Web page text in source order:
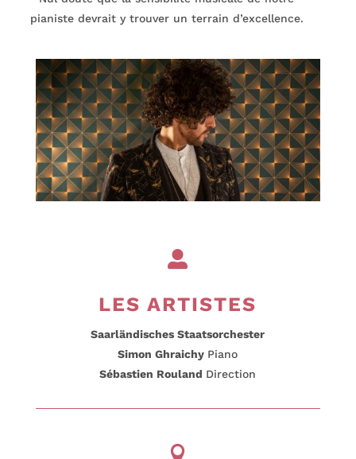
pianiste devrait y trouver un terrain d’excellence.

LES ARTISTES
Saarländisches Staatsorchester
Simon Ghraichy Piano
Sébastien Rouland Direction
